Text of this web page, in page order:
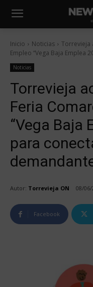
Inicio Noticias
Torrevieja
Empleo “Vega Baja Emplea
Noticias
Torrevieja
Feria
“Vega Baja
para
Autor: Torrevieja ON 08/06/
Facebook